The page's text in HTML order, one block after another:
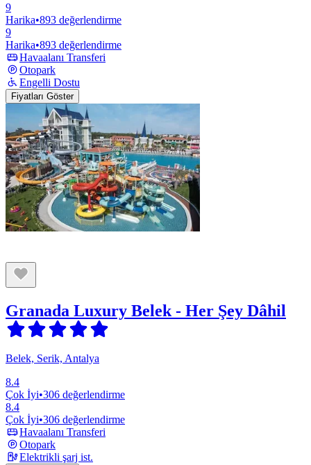
9
Harika•893 değerlendirme
9
Harika•893 değerlendirme
Havaalanı Transferi
Otopark
Engelli Dostu
Fiyatları Göster
Granada Luxury Belek - Her Şey Dâhil
Belek, Serik, Antalya
8.4
Çok İyi•306 değerlendirme
8.4
Çok İyi•306 değerlendirme
Havaalanı Transferi
Otopark
Elektrikli şarj ist.